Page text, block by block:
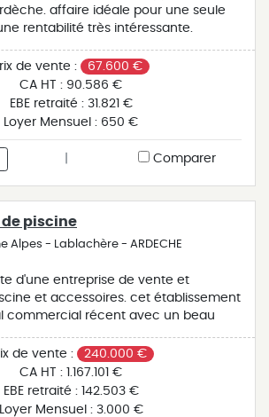
affaire idéale pour une seule
rentabilité très intéressante.
le matériel nécessaire à la production
professionnelle et privée importante.
de confidentialité, cette affaire est
de notre agence de lablachère
de vente :
67.600 €
CA HT : 90.586 €
EBE retraité : 31.821 €
Loyer Mensuel : 650 €
Comparer
de piscine
Alpes - Lablachère - ARDECHE
d'une entreprise de vente et
et accessoires. cet établissement
commercial récent avec un beau
situé commercialement.
est totalement indépendante et peut
quotidien de cette pme.
intéressante à voir
de vente :
240.000 €
CA HT : 1.167.101 €
EBE retraité : 142.503 €
Loyer Mensuel : 3.000 €